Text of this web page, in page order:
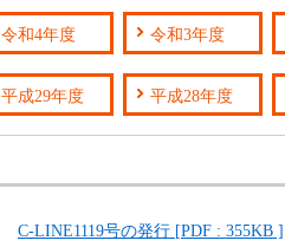
令和4年度 令和3年度
平成29年度 平成28年度
C-LINE1119号の発行 355KB